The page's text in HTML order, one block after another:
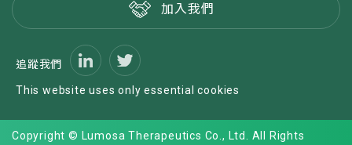
加入我們
追蹤我們
This website uses only essential cookies
Copyright © Lumosa Therapeutics Co., Ltd. All Rights